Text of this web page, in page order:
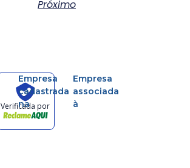
Próximo
Verificada por
Empresa
cadastrada
na
Empresa
associada
à